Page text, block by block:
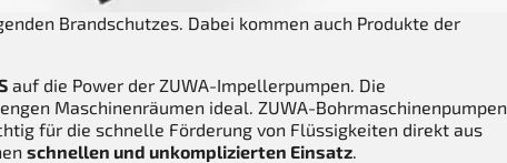
Brandschutzes. Dabei kommen auch Produkte der
auf die Power der ZUWA-Impellerpumpen. Die
Maschinenräumen ideal. ZUWA-Bohrmaschinenpumpen
für die schnelle Förderung von Flüssigkeiten direkt aus
schnellen und unkomplizierten Einsatz.